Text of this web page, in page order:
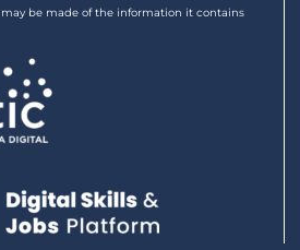
be made of the information it contains